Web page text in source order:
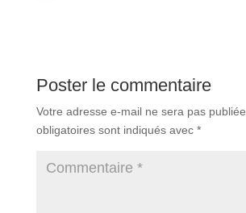
Poster le commentaire
Votre adresse e-mail ne sera pas publiée.
obligatoires sont indiqués avec *